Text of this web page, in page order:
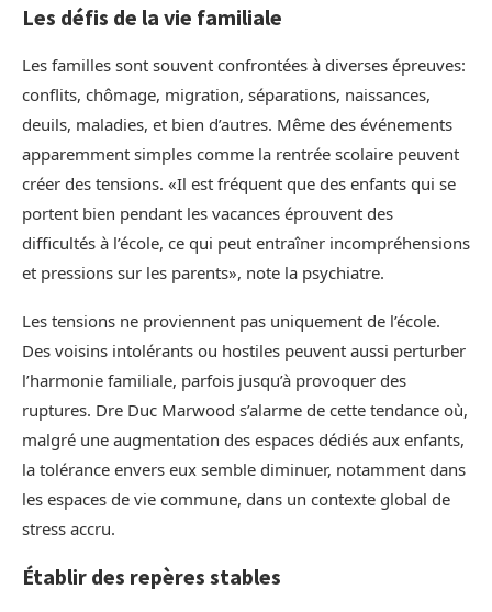
Les défis de la vie familiale
Les familles sont souvent confrontées à diverses épreuves:
conflits, chômage, migration, séparations, naissances,
deuils, maladies, et bien d’autres. Même des événements
apparemment simples comme la rentrée scolaire peuvent
créer des tensions. «Il est fréquent que des enfants qui se
portent bien pendant les vacances éprouvent des
difficultés à l’école, ce qui peut entraîner incompréhensions
et pressions sur les parents», note la psychiatre.
Les tensions ne proviennent pas uniquement de l’école.
Des voisins intolérants ou hostiles peuvent aussi perturber
l’harmonie familiale, parfois jusqu’à provoquer des
ruptures. Dre Duc Marwood s’alarme de cette tendance où,
malgré une augmentation des espaces dédiés aux enfants,
la tolérance envers eux semble diminuer, notamment dans
les espaces de vie commune, dans un contexte global de
stress accru.
Établir des repères stables